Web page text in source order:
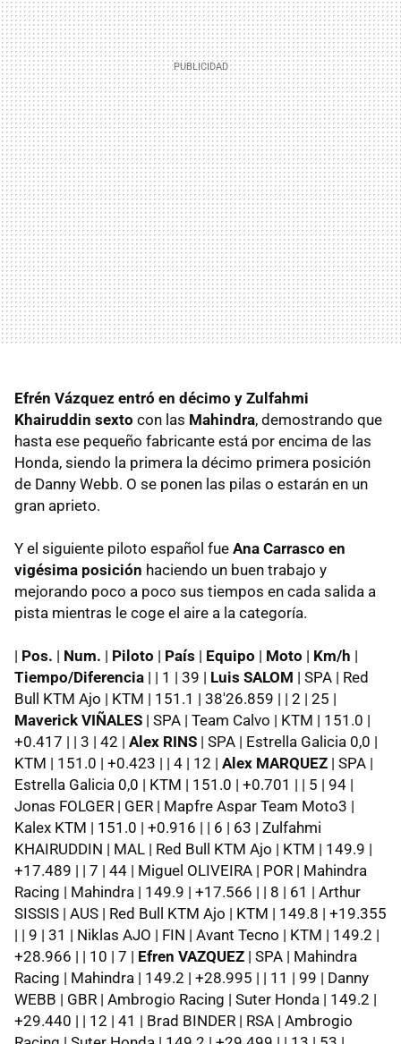
Efrén Vázquez entró en décimo y Zulfahmi
Khairuddin sexto con las Mahindra, demostrando que
hasta ese pequeño fabricante está por encima de las
Honda, siendo la primera la décimo primera posición
de Danny Webb. O se ponen las pilas o estarán en un
gran aprieto.
Y el siguiente piloto español fue Ana Carrasco en
vigésima posición haciendo un buen trabajo y
mejorando poco a poco sus tiempos en cada salida a
pista mientras le coge el aire a la categoría.
| Pos. | Num. | Piloto | País | Equipo | Moto | Km/h |
Tiempo/Diferencia | | 1 | 39 | Luis SALOM | SPA | Red
Bull KTM Ajo | KTM | 151.1 | 38'26.859 | | 2 | 25 |
Maverick VIÑALES | SPA | Team Calvo | KTM | 151.0 |
+0.417 | | 3 | 42 | Alex RINS | SPA | Estrella Galicia 0,0 |
KTM | 151.0 | +0.423 | | 4 | 12 | Alex MARQUEZ | SPA |
Estrella Galicia 0,0 | KTM | 151.0 | +0.701 | | 5 | 94 |
Jonas FOLGER | GER | Mapfre Aspar Team Moto3 |
Kalex KTM | 151.0 | +0.916 | | 6 | 63 | Zulfahmi
KHAIRUDDIN | MAL | Red Bull KTM Ajo | KTM | 149.9 |
+17.489 | | 7 | 44 | Miguel OLIVEIRA | POR | Mahindra
Racing | Mahindra | 149.9 | +17.566 | | 8 | 61 | Arthur
SISSIS | AUS | Red Bull KTM Ajo | KTM | 149.8 | +19.355
| | 9 | 31 | Niklas AJO | FIN | Avant Tecno | KTM | 149.2 |
+28.966 | | 10 | 7 | Efren VAZQUEZ | SPA | Mahindra
Racing | Mahindra | 149.2 | +28.995 | | 11 | 99 | Danny
WEBB | GBR | Ambrogio Racing | Suter Honda | 149.2 |
+29.440 | | 12 | 41 | Brad BINDER | RSA | Ambrogio